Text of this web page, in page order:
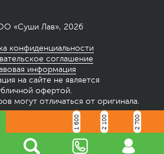
«Суши Лав», 2026
конфиденциальности
соглашение
информация
на сайте не является
офертой.
могут отличаться от оригинала.
1 600 2 100 2 700